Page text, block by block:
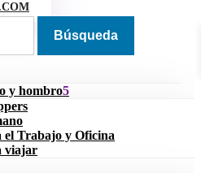
y hombro
el Trabajo y Oficina
viajar